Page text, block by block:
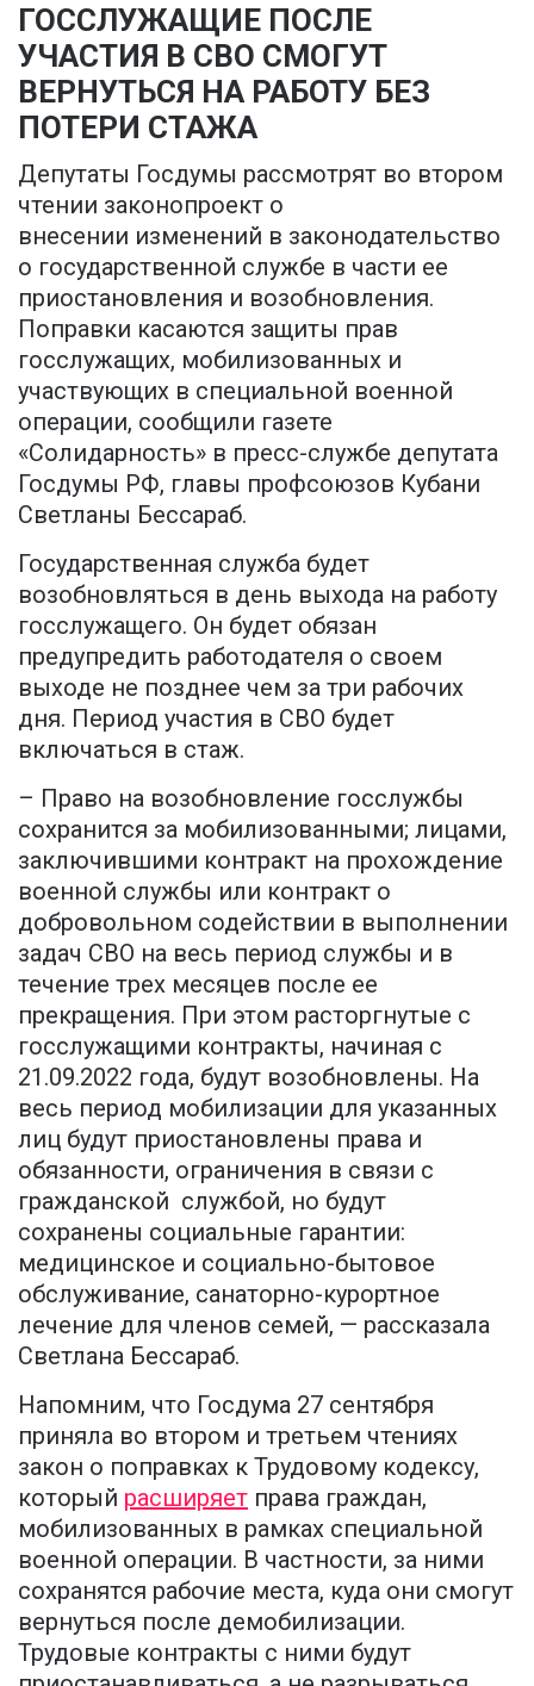
ГОССЛУЖАЩИЕ ПОСЛЕ
УЧАСТИЯ В СВО СМОГУТ
ВЕРНУТЬСЯ НА РАБОТУ БЕЗ
ПОТЕРИ СТАЖА
Депутаты Госдумы рассмотрят во втором
чтении законопроект о
внесении изменений в законодательство
о государственной службе в части ее
приостановления и возобновления.
Поправки касаются защиты прав
госслужащих, мобилизованных и
участвующих в специальной военной
операции, сообщили газете
«Солидарность» в пресс-службе депутата
Госдумы РФ, главы профсоюзов Кубани
Светланы Бессараб.
Государственная служба будет
возобновляться в день выхода на работу
госслужащего. Он будет обязан
предупредить работодателя о своем
выходе не позднее чем за три рабочих
дня. Период участия в СВО будет
включаться в стаж.
– Право на возобновление госслужбы
сохранится за мобилизованными; лицами,
заключившими контракт на прохождение
военной службы или контракт о
добровольном содействии в выполнении
задач СВО на весь период службы и в
течение трех месяцев после ее
прекращения. При этом расторгнутые с
госслужащими контракты, начиная с
21.09.2022 года, будут возобновлены. На
весь период мобилизации для указанных
лиц будут приостановлены права и
обязанности, ограничения в связи с
гражданской службой, но будут
сохранены социальные гарантии:
медицинское и социально-бытовое
обслуживание, санаторно-курортное
лечение для членов семей, — рассказала
Светлана Бессараб.
Напомним, что Госдума 27 сентября
приняла во втором и третьем чтениях
закон о поправках к Трудовому кодексу,
который расширяет права граждан,
мобилизованных в рамках специальной
военной операции. В частности, за ними
сохранятся рабочие места, куда они смогут
вернуться после демобилизации.
Трудовые контракты с ними будут